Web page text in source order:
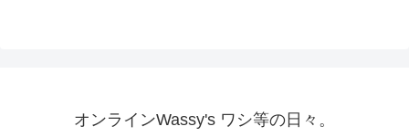
オンラインWassy's ワシ等の日々。